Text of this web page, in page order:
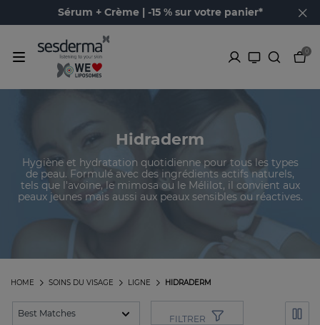
Sérum + Crème | -15 % sur votre panier*
0
Hidraderm
Hygiène et hydratation quotidienne pour tous les types
de peau. Formulé avec des ingrédients actifs naturels,
tels que l'avoine, le mimosa ou le Mélilot, il convient aux
peaux jeunes mais aussi aux peaux sensibles ou réactives.
HIDRADERM
LIGNE
SOINS DU VISAGE
HOME
FILTRER